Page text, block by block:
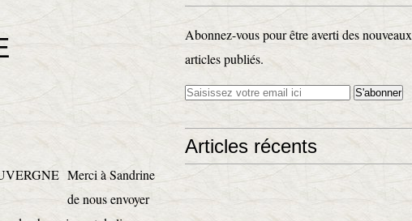
Merci à Sandrine
de nous envoyer
Abonnez-vous pour être averti des nouveaux
articles publiés.
Articles récents